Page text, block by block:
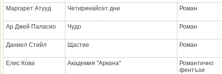
Маргарет Атууд Четиринайсет дни Роман
Ар Джей Паласио Чудо Роман
Даниел Стийл Щастие Роман
Елис Кова Академия "Аркана"
Романтично
фентъзи